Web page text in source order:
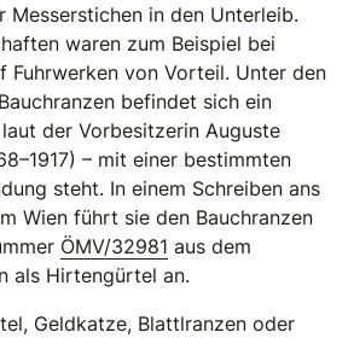
Messerstichen in den Unterleib.
waren zum Beispiel bei
Fuhrwerken von Vorteil. Unter den
befindet sich ein
der Vorbesitzerin Auguste
– mit einer bestimmten
steht. In einem Schreiben ans
Wien führt sie den Bauchranzen
ÖMV/32981 aus dem
als Hirtengürtel an.
Geldkatze, Blattlranzen oder